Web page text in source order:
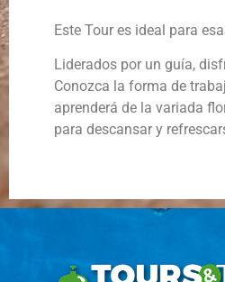
Este Tour es ideal para
Liderados por un guía,
Conozca la forma de
aprenderá de la variada
para descansar y